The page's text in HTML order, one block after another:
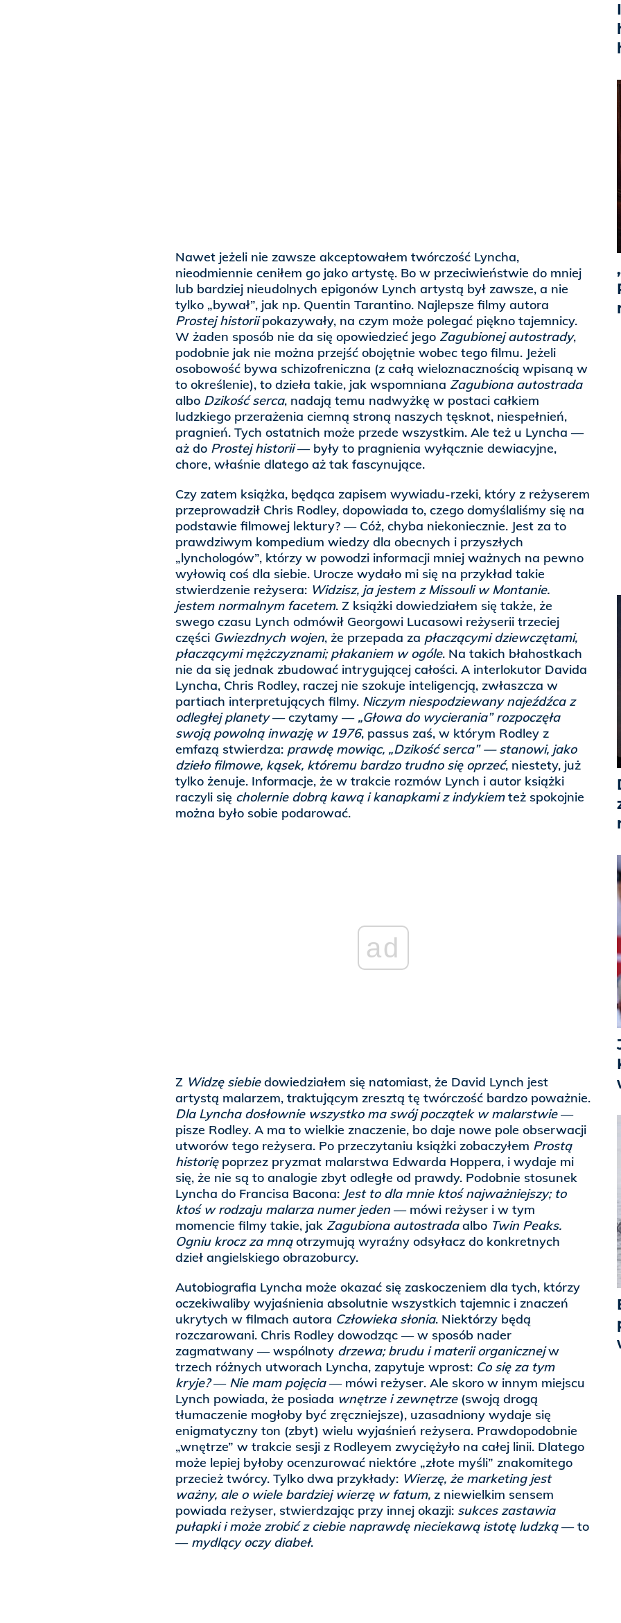
Nawet jeżeli nie zawsze akceptowałem twórczość Lyncha,
nieodmiennie ceniłem go jako artystę. Bo w przeciwieństwie do mniej
lub bardziej nieudolnych epigonów Lynch artystą był zawsze, a nie
tylko „bywał”, jak np. Quentin Tarantino. Najlepsze filmy autora
Prostej historiipokazywały, na czym może polegać piękno tajemnicy.
W żaden sposób nie da się opowiedzieć jego Zagubionej autostrady,
podobnie jak nie można przejść obojętnie wobec tego filmu. Jeżeli
osobowość bywa schizofreniczna (z całą wieloznacznością wpisaną w
to określenie), to dzieła takie, jak wspomniana Zagubiona autostrada
albo Dzikość serca, nadają temu nadwyżkę w postaci całkiem
ludzkiego przerażenia ciemną stroną naszych tęsknot, niespełnień,
pragnień. Tych ostatnich może przede wszystkim. Ale też u Lyncha —
aż do Prostej historii— były to pragnienia wyłącznie dewiacyjne,
chore, właśnie dlatego aż tak fascynujące.
Czy zatem książka, będąca zapisem wywiadu-rzeki, który z reżyserem
przeprowadził Chris Rodley, dopowiada to, czego domyślaliśmy się na
podstawie filmowej lektury? — Cóż, chyba niekoniecznie. Jest za to
prawdziwym kompedium wiedzy dla obecnych i przyszłych
„lynchologów”, którzy w powodzi informacji mniej ważnych na pewno
wyłowią coś dla siebie. Urocze wydało mi się na przykład takie
stwierdzenie reżysera: Widzisz, ja jestem z Missouli w Montanie.
jestem normalnym facetem. Z książki dowiedziałem się także, że
swego czasu Lynch odmówił Georgowi Lucasowi reżyserii trzeciej
części Gwiezdnych wojen, że przepada za płaczącymi dziewczętami,
płaczącymi mężczyznami; płakaniem w ogóle. Na takich błahostkach
nie da się jednak zbudować intrygującej całości. A interlokutor Davida
Lyncha, Chris Rodley, raczej nie szokuje inteligencją, zwłaszcza w
partiach interpretujących filmy. Niczym niespodziewany najeźdźca z
odległej planety— czytamy — „Głowa do wycierania” rozpoczęła
swoją powolną inwazję w 1976, passus zaś, w którym Rodley z
emfazą stwierdza: prawdę mowiąc, „Dzikość serca” — stanowi, jako
dzieło filmowe, kąsek, któremu bardzo trudno się oprzeć, niestety, już
tylko żenuje. Informacje, że w trakcie rozmów Lynch i autor książki
raczyli się cholernie dobrą kawą i kanapkami z indykiemteż spokojnie
można było sobie podarować.
ad
Z Widzę siebiedowiedziałem się natomiast, że David Lynch jest
artystą malarzem, traktującym zresztą tę twórczość bardzo poważnie.
Dla Lyncha dosłownie wszystko ma swój początek w malarstwie—
pisze Rodley. A ma to wielkie znaczenie, bo daje nowe pole obserwacji
utworów tego reżysera. Po przeczytaniu książki zobaczyłem Prostą
historiępoprzez pryzmat malarstwa Edwarda Hoppera, i wydaje mi
się, że nie są to analogie zbyt odległe od prawdy. Podobnie stosunek
Lyncha do Francisa Bacona: Jest to dla mnie ktoś najważniejszy; to
ktoś w rodzaju malarza numer jeden — mówi reżyser i w tym
momencie filmy takie, jak Zagubiona autostradaalbo Twin Peaks.
Ogniu krocz za mnąotrzymują wyraźny odsyłacz do konkretnych
dzieł angielskiego obrazoburcy.
Autobiografia Lyncha może okazać się zaskoczeniem dla tych, którzy
oczekiwaliby wyjaśnienia absolutnie wszystkich tajemnic i znaczeń
ukrytych w filmach autora Człowieka słonia. Niektórzy będą
rozczarowani. Chris Rodley dowodząc — w sposób nader
zagmatwany — wspólnoty drzewa; brudu i materii organicznejw
trzech różnych utworach Lyncha, zapytuje wprost: Co się za tym
kryje?— Nie mam pojęcia— mówi reżyser. Ale skoro w innym miejscu
Lynch powiada, że posiada wnętrze i zewnętrze(swoją drogą
tłumaczenie mogłoby być zręczniejsze), uzasadniony wydaje się
enigmatyczny ton (zbyt) wielu wyjaśnień reżysera. Prawdopodobnie
„wnętrze” w trakcie sesji z Rodleyem zwyciężyło na całej linii. Dlatego
może lepiej byłoby ocenzurować niektóre „złote myśli” znakomitego
przecież twórcy. Tylko dwa przykłady: Wierzę, że marketing jest
ważny, ale o wiele bardziej wierzę w fatum, z niewielkim sensem
powiada reżyser, stwierdzając przy innej okazji: sukces zastawia
pułapki i może zrobić z ciebie naprawdę nieciekawą istotę ludzką— to
— mydlący oczy diabeł.